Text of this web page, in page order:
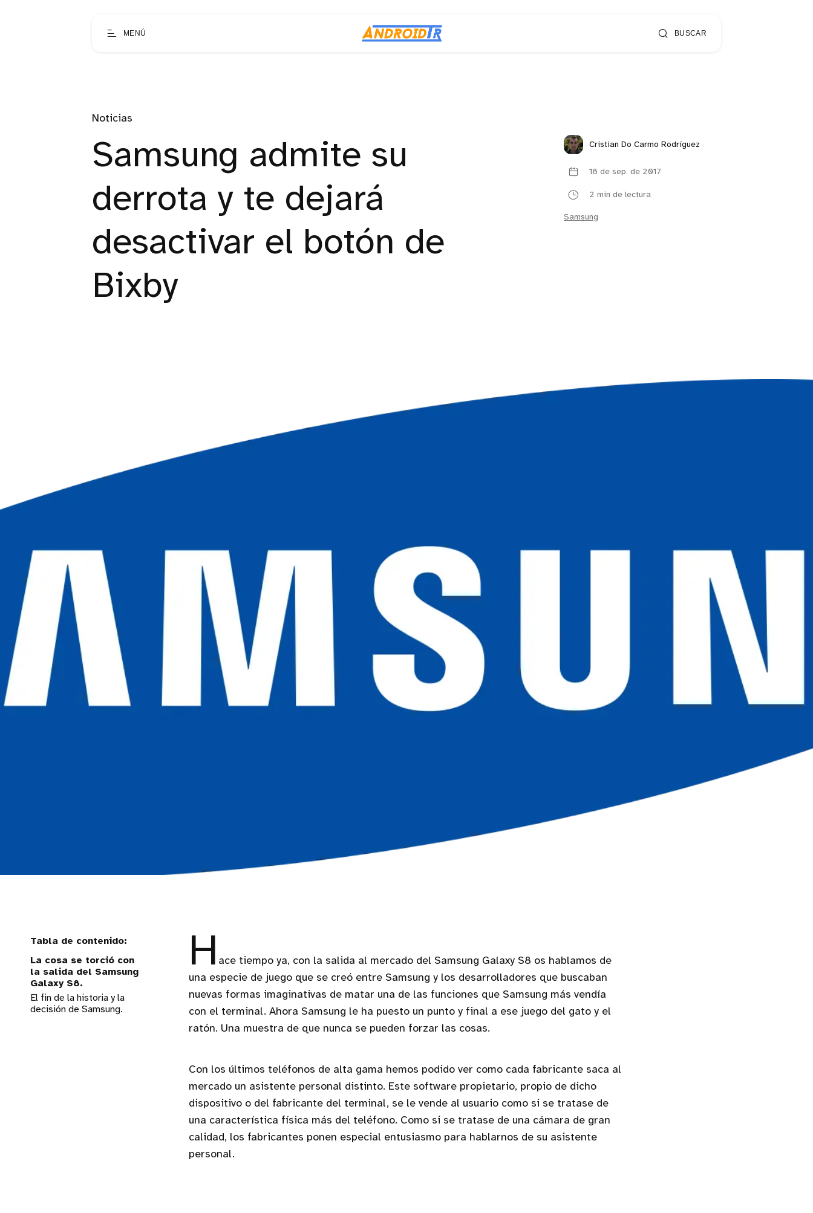
MENÚ BUSCAR
Noticias
Samsung admite su
derrota y te dejará
desactivar el botón de
Bixby
Cristian Do Carmo Rodríguez
18 de sep. de 2017
2 min de lectura
Samsung
La cosa se torció con
la salida del Samsung
Galaxy S8.
El fin de la historia y la
decisión de Samsung.
H ace tiempo ya, con la salida al mercado del Samsung Galaxy S8 os hablamos de
una especie de juego que se creó entre Samsung y los desarrolladores que buscaban
nuevas formas imaginativas de matar una de las funciones que Samsung más vendía
con el terminal. Ahora Samsung le ha puesto un punto y final a ese juego del gato y el
ratón. Una muestra de que nunca se pueden forzar las cosas.
Con los últimos teléfonos de alta gama hemos podido ver como cada fabricante saca al
mercado un asistente personal distinto. Este software propietario, propio de dicho
dispositivo o del fabricante del terminal, se le vende al usuario como si se tratase de
una característica física más del teléfono. Como si se tratase de una cámara de gran
calidad, los fabricantes ponen especial entusiasmo para hablarnos de su asistente
personal.